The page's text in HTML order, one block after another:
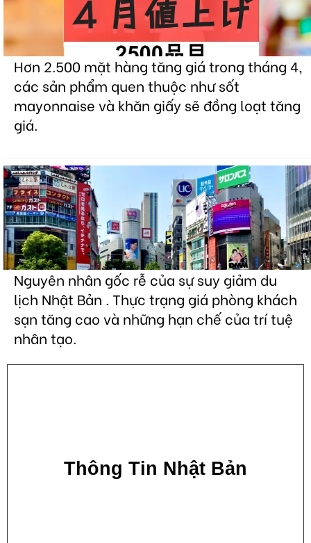
Hơn 2.500 mặt hàng tăng giá trong tháng 4,
các sản phẩm quen thuộc như sốt
mayonnaise và khăn giấy sẽ đồng loạt tăng
giá.
Nguyên nhân gốc rễ của sự suy giảm du
lịch Nhật Bản . Thực trạng giá phòng khách
sạn tăng cao và những hạn chế của trí tuệ
nhân tạo.
Thông Tin Nhật Bản